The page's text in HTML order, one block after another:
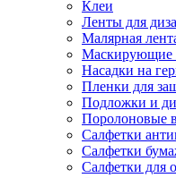
Клеи
Ленты для
Малярная
Маскирующие
Насадки на
Пленки для
Подложки и
Поролоновые
Салфетки
Салфетки
Салфетки для